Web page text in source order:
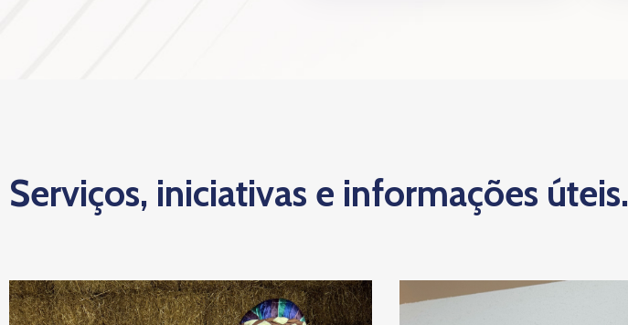
Serviços, iniciativas e informações úteis.